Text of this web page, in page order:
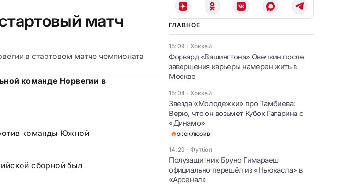
матч
в стартовом матче чемпионата
команде Норвегии в
команды Южной
сборной был
ГЛАВНОЕ
15:09 · Хоккей
Форвард «Вашингтона» Овечкин после
завершения карьеры намерен жить в
Москве
15:04 · Хоккей
Звезда «Молодежки» про Тамбиева:
Верю, что он возьмет Кубок Гагарина с
«Динамо»
ЭКСКЛЮЗИВ
14:20 · Футбол
Полузащитник Бруно Гимараеш
официально перешёл из «Ньюкасла» в
«Арсенал»